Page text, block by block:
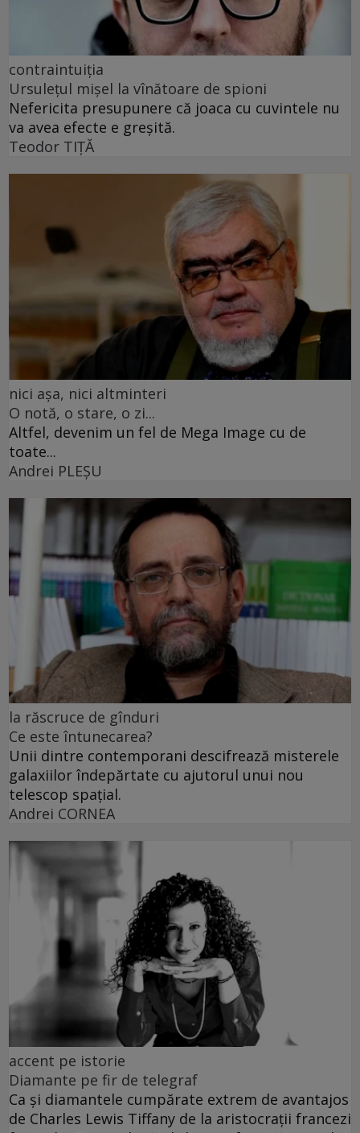
contraintuiția
Ursulețul mișel la vînătoare de spioni
Nefericita presupunere că joaca cu cuvintele nu
va avea efecte e greșită.
Teodor TIŢĂ
nici așa, nici altminteri
O notă, o stare, o zi...
Altfel, devenim un fel de Mega Image cu de
toate...
Andrei PLEŞU
la răscruce de gînduri
Ce este întunecarea?
Unii dintre contemporani descifrează misterele
galaxiilor îndepărtate cu ajutorul unui nou
telescop spațial.
Andrei CORNEA
accent pe istorie
Diamante pe fir de telegraf
Ca și diamantele cumpărate extrem de avantajos
de Charles Lewis Tiffany de la aristocrații francezi